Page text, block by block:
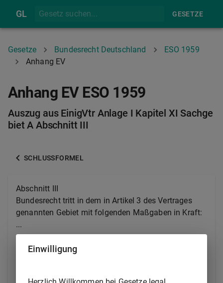
GL GESETZE
Gesetze Bundesrecht Deutschland
ESO 1959
Anhang EV
Anhang EV ESO 1959
Auszug aus EinigVtr Anlage I Kapitel XI Sachge
biet A Abschnitt III
SCHLUSSFORMEL
Abschnitt III
Bundesrecht tritt in dem in Artikel 3 des Vertrages
genannten Gebiet mit folgenden Maßgaben in Kraft:
...
8.
Eisenbahn-Signalordnung 1959 vom 7.
Oktober 1959 (BGBl. II S. 1021), zuletzt
1986 (BGBl. I S. 1012),
Einwilligung